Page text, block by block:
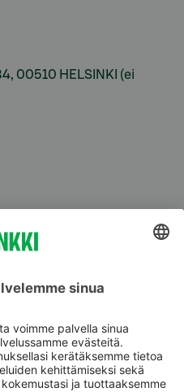
00510 HELSINKI (ei